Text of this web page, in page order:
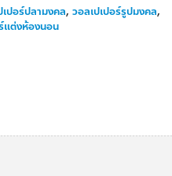
เปอร์ปลามงคล, วอลเปเปอร์รูปมงคล,
แต่งห้องนอน